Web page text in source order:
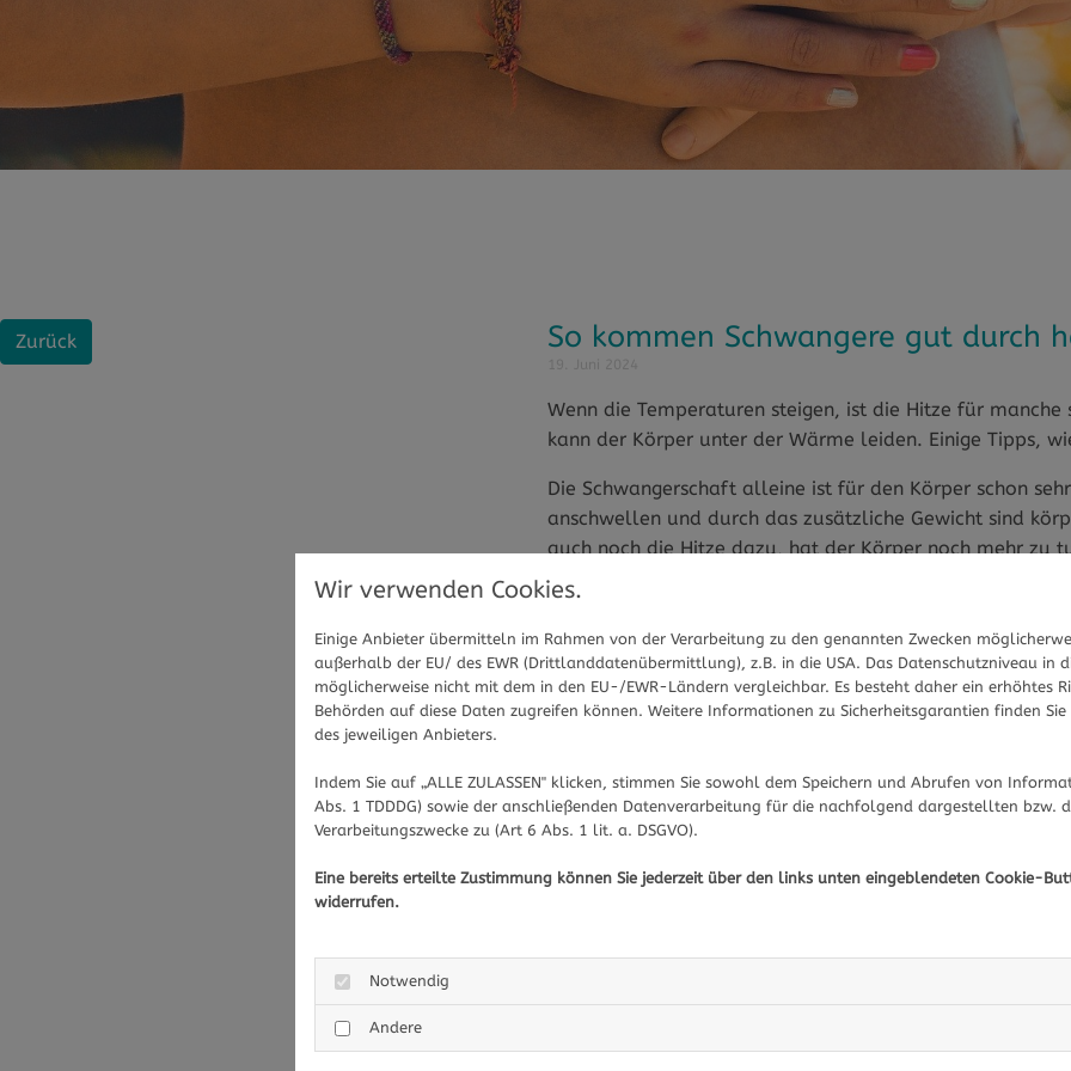
Zurück So kommen Schwangere gut durch
Wenn die Temperaturen steigen, ist die Hitze für
kann der Körper unter der Wärme leiden. Einige Tipps,
Die Schwangerschaft alleine ist für den Körper schon
anschwellen und durch das zusätzliche Gewicht sind
auch noch die Hitze dazu, hat der Körper noch mehr zu
in der Schwangerschaft besser ertragen lässt.
Die Haut ist empfindlich: nicht in
Der Stoffwechsel und die Blutzirkulation sind durch die
Schweißausbrüchen kommen kann, auch wenn es noch
Sommer noch schwerer auszuhalten. Deshalb ist es
sondern möglichst im Schatten oder in kühlen Räumen
der Schwangerschaft ist die Haut durch die Umstellung
oder eine Sonnenallergie begünstigen kann. Also
wenn es nicht allzu heiß ist, zum Beispiel in den
Vitamin-D-Speicher bei einem kurzen Spaziergang in der
Sie haben Fragen zum Thema Schwangerschaft oder
Expertinnen aus Ihrer Region beraten Sie gerne. Hier
Wir verwenden Cookies.
Einige Anbieter übermitteln im Rahmen von der Verarbeitung zu den genannten Zwecken
außerhalb der EU/ des EWR (Drittlanddatenübermittlung), z.B. in die USA. Das Datenschutzniveau in
möglicherweise nicht mit dem in den EU-/EWR-Ländern vergleichbar. Es besteht daher ein erhöhtes
Behörden auf diese Daten zugreifen können. Weitere Informationen zu Sicherheitsgarantien finden
des jeweiligen Anbieters.
Indem Sie auf „ALLE ZULASSEN" klicken, stimmen Sie sowohl dem Speichern und Abrufen von
Abs. 1 TDDDG) sowie der anschließenden Datenverarbeitung für die nachfolgend dargestellten bzw.
Verarbeitungszwecke zu (Art 6 Abs. 1 lit. a. DSGVO).
Eine bereits erteilte Zustimmung können Sie jederzeit über den links unten eingeblendeten Cookie-
widerrufen.
Notwendig
Andere